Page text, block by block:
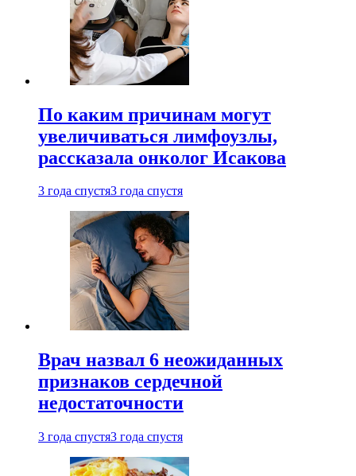
По каким причинам могут
увеличиваться лимфоузлы,
рассказала онколог Исакова
3 года спустя3 года спустя
Врач назвал 6 неожиданных
признаков сердечной
недостаточности
3 года спустя3 года спустя